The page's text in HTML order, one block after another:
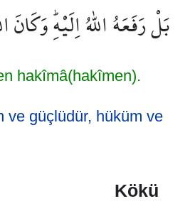
بَلْ رَفَعَهُ اللّٰهُ اِلَيْهِۜ
hakîmâ(hakîmen).
ve güçlüdür, hüküm ve
Kökü